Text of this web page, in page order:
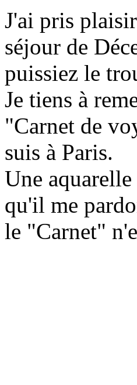
J'ai pris
séjour de
puissiez le
Je tiens à
"Carnet de
suis à Paris.
Une
qu'il me
le "Carnet"